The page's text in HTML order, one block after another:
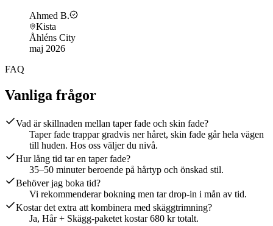
Ahmed B.
Kista
Åhléns City
maj 2026
FAQ
Vanliga frågor
Vad är skillnaden mellan taper fade och skin fade?
Taper fade trappar gradvis ner håret, skin fade går hela vägen
till huden. Hos oss väljer du nivå.
Hur lång tid tar en taper fade?
35–50 minuter beroende på hårtyp och önskad stil.
Behöver jag boka tid?
Vi rekommenderar bokning men tar drop-in i mån av tid.
Kostar det extra att kombinera med skäggtrimning?
Ja, Hår + Skägg-paketet kostar 680 kr totalt.